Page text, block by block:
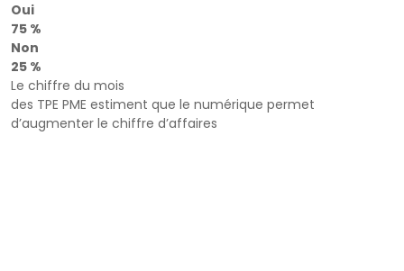
Oui
75 %
Non
25 %
Le chiffre du mois
des TPE PME estiment que le numérique permet
d’augmenter le chiffre d’affaires